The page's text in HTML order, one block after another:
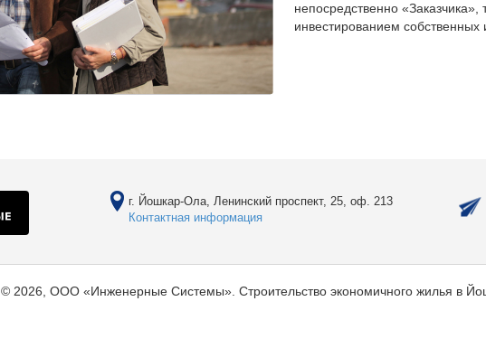
непосредственно
инвестированием собственных
г. Йошкар-Ола, Ленинский проспект, 25, оф. 213
Контактная информация
© 2026, ООО «Инженерные Системы». Строительство экономичного жилья в